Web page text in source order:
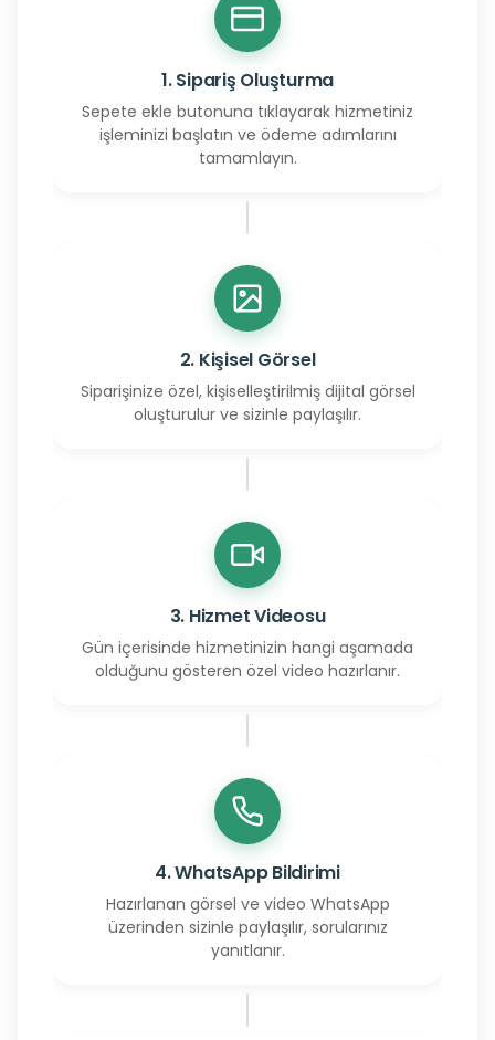
1. Sipariş Oluşturma
Sepete ekle butonuna tıklayarak hizmetiniz
işleminizi başlatın ve ödeme adımlarını
tamamlayın.
2. Kişisel Görsel
Siparişinize özel, kişiselleştirilmiş dijital görsel
oluşturulur ve sizinle paylaşılır.
3. Hizmet Videosu
Gün içerisinde hizmetinizin hangi aşamada
olduğunu gösteren özel video hazırlanır.
4. WhatsApp Bildirimi
Hazırlanan görsel ve video WhatsApp
üzerinden sizinle paylaşılır, sorularınız
yanıtlanır.